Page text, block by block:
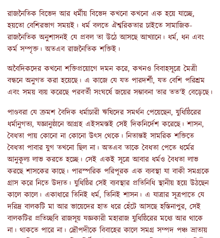
রাজনৈতিক বিভেদ আর ধর্মীয় বিভেদ কখনো কখনো এক হয়ে যাচ্ছে,
হয়তো বেশিরভাগ সময়ই। ধর্ম বলতে ঐশ্বরিকতার চাইতে সামাজিক-
রাজনৈতিক অনুশাসনই যে প্রবল তা উঠে আসছে আখ্যানে। ধর্ম, ধন এবং
কর্ম সম্পৃক্ত। অতএব রাজনৈতিক শক্তিই।
অবৈদিকদের কখনো শক্তিপ্রয়োগে দমন করে, কখনও বিবাহসূত্রে মৈত্রী
বন্ধনে অনুগত করা হয়েছে। এ কাজে যে যত পারদর্শী, যত বেশি পরিশ্রম
এবং সময় ব্যয় করেছে পরবর্তী সংঘর্ষে জয়ের সম্ভাবনা তার তত'ই বেড়েছে।
পাণ্ডবরা যে ক্রমশ বৈদিক ধর্মাচারী ঋষিদের সমর্থন পেয়েছেন, যুধিষ্ঠিরের
ধর্মানুগত্য, যজ্ঞানুষ্ঠানে আগ্রহ এইসমস্তই সেই দিকনির্দেশ করেছে। শাসন,
বৈধতা পায় কোনো না কোনো উৎস থেকে। নিতান্তই সামরিক শক্তিতে
বৈধতা পাবার যুগ তখনো ছিল না। অতএব তাকে বৈধতা পেতে ধর্মের
আনুকূল্য লাভ করতে হচ্ছে। সেই একই সূত্রে আবার ধর্মও বৈধতা লাভ
করছে শাসকের কাছে। পারস্পরিক পরিপূরক এক ব্যবস্থা যা বাকী সমগ্রকে
গ্রাস করে নিতে উদ্যত। যুধিষ্ঠির সেই ব্যবস্থার প্রতিনিধি স্থানীয় হয়ে উঠছেন
কালে কালে। একাধারে তিনিই ধর্ম, তিনিই শাসন। এ যাত্রার সূত্রপাতে যে
দরিদ্র বালকটি মা আর ভায়েদের হাত ধরে হেঁটে আসছে হস্তিনাপুর, সেই
বালকটির প্রতিচ্ছবি রাজসূয় যজ্ঞকারী মহারাজ যুধিষ্ঠিরের মধ্যে আর থাকে
না। থাকতে পারে না। দ্রৌপদীকে বিবাহের কালে সমগ্র সম্পদ পঞ্চ ভ্রাতায়